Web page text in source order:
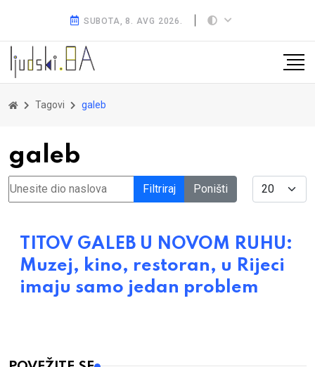
SUBOTA, 8. AVG 2026.
Tagovi galeb
galeb
Unesite dio naslova Filtriraj Poništi Display #
TITOV GALEB U NOVOM RUHU:
Muzej, kino, restoran, u Rijeci
imaju samo jedan problem